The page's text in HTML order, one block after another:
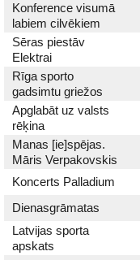
Konference visumā
labiem cilvēkiem
Sēras piestāv
Elektrai
Rīga sporto
gadsimtu griežos
Apglabāt uz valsts
rēķina
Manas [ie]spējas.
Māris Verpakovskis
Koncerts Palladium
Dienasgrāmatas
Latvijas sporta
apskats